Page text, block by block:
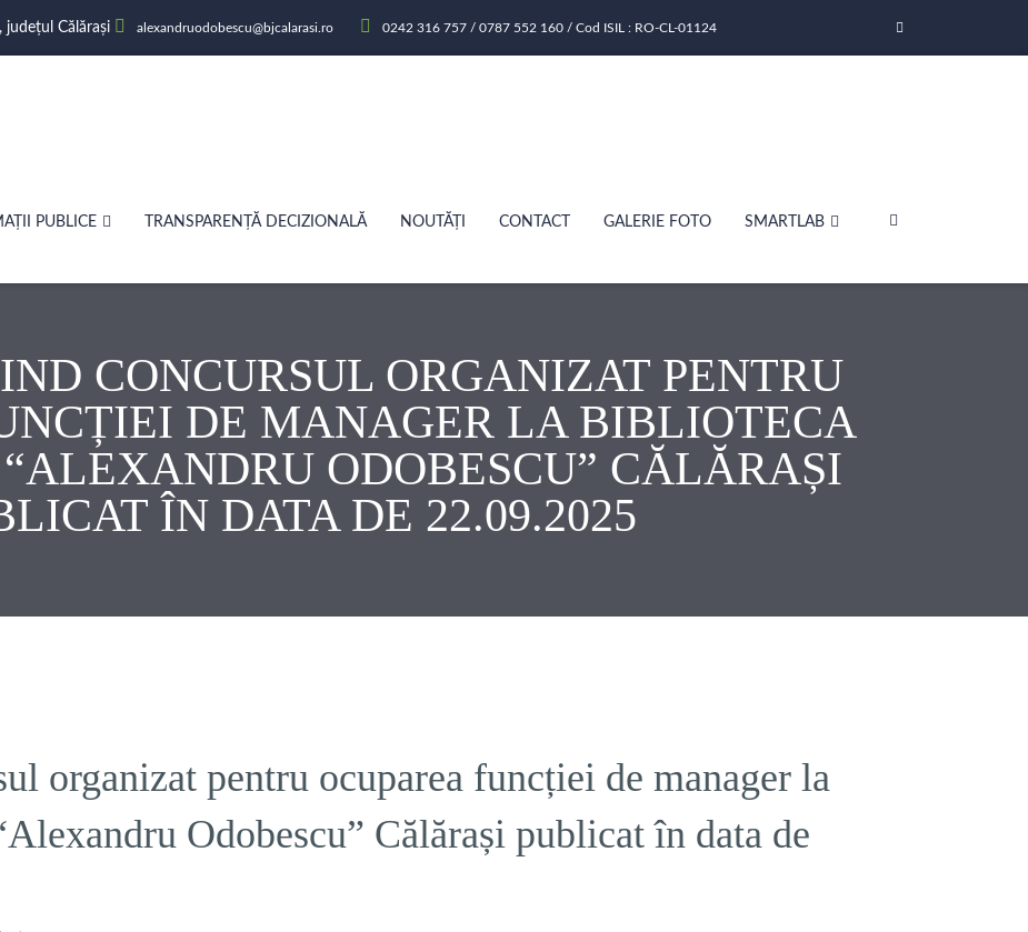
județul Călărași alexandruodobescu@bjcalarasi.ro 0242 316 757 / 0787 552 160 / Cod ISIL : RO-CL-01124
PUBLICE TRANSPARENȚĂ DECIZIONALĂ NOUTĂȚI CONTACT GALERIE FOTO SMARTLAB
CONCURSUL ORGANIZAT PENTRU
DE MANAGER LA BIBLIOTECA
ODOBESCU” CĂLĂRAȘI
ÎN DATA DE 22.09.2025
organizat pentru ocuparea funcției de manager la
Odobescu” Călărași publicat în data de